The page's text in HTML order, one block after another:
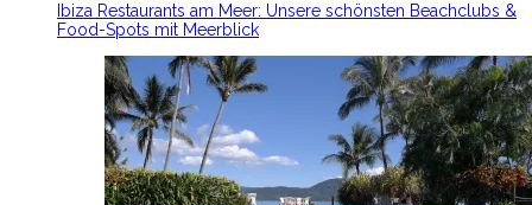
Ibiza Restaurants am Meer: Unsere schönsten Beachclubs &
Food-Spots mit Meerblick